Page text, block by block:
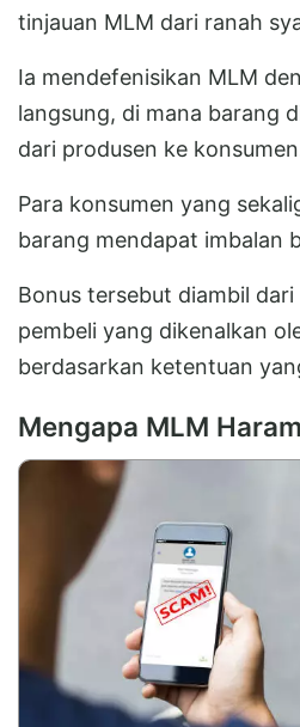
tinjauan MLM dari ranah
Ia mendefenisikan MLM
langsung, di mana barang
dari produsen ke
Para konsumen yang
barang mendapat imbalan
Bonus tersebut diambil
pembeli yang dikenalkan
berdasarkan ketentuan
Mengapa MLM